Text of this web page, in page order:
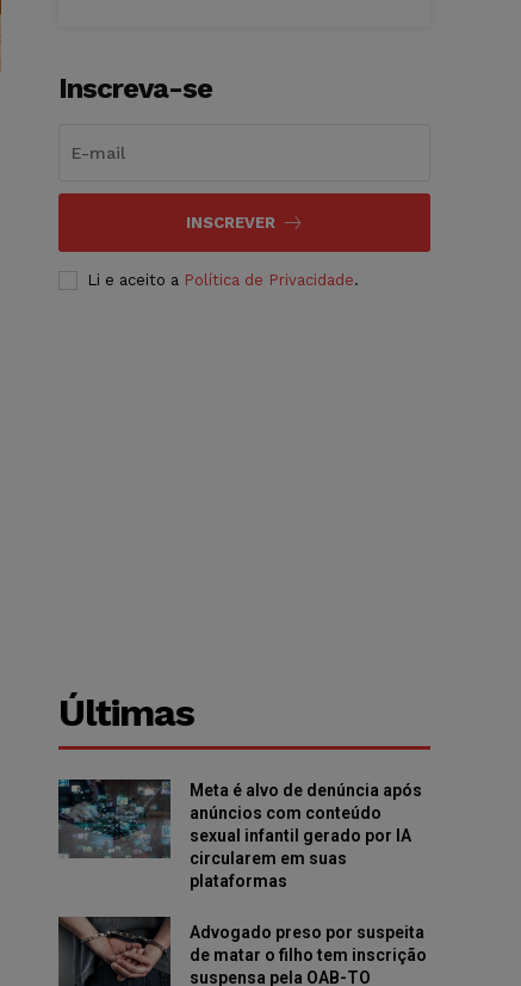
Inscreva-se
INSCREVER
Li e aceito a Política de Privacidade.
Últimas
Meta é alvo de denúncia após
anúncios com conteúdo
sexual infantil gerado por IA
circularem em suas
plataformas
Advogado preso por suspeita
de matar o filho tem inscrição
suspensa pela OAB-TO